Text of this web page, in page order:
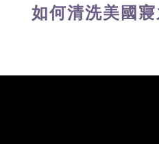
如何清洗美國